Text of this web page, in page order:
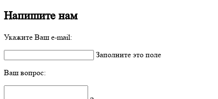
Напишите нам
Укажите Ваш e-mail:
Заполните это поле
Ваш вопрос: